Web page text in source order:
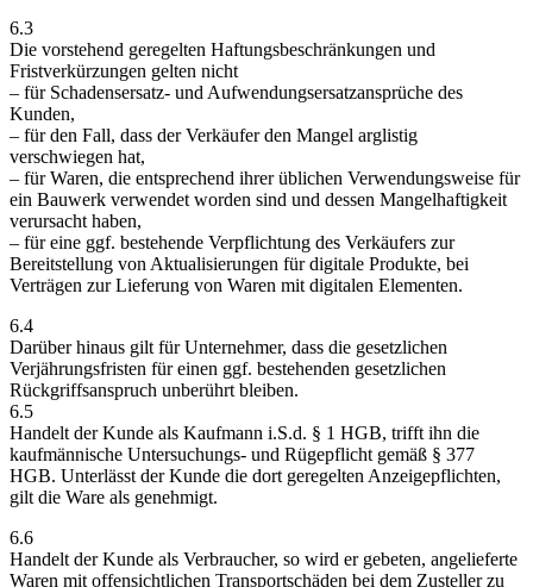
6.3
Die vorstehend geregelten Haftungsbeschränkungen und
Fristverkürzungen gelten nicht
– für Schadensersatz- und Aufwendungsersatzansprüche des
Kunden,
– für den Fall, dass der Verkäufer den Mangel arglistig
verschwiegen hat,
– für Waren, die entsprechend ihrer üblichen Verwendungsweise für
ein Bauwerk verwendet worden sind und dessen Mangelhaftigkeit
verursacht haben,
– für eine ggf. bestehende Verpflichtung des Verkäufers zur
Bereitstellung von Aktualisierungen für digitale Produkte, bei
Verträgen zur Lieferung von Waren mit digitalen Elementen.
6.4
Darüber hinaus gilt für Unternehmer, dass die gesetzlichen
Verjährungsfristen für einen ggf. bestehenden gesetzlichen
Rückgriffsanspruch unberührt bleiben.
6.5
Handelt der Kunde als Kaufmann i.S.d. § 1 HGB, trifft ihn die
kaufmännische Untersuchungs- und Rügepflicht gemäß § 377
HGB. Unterlässt der Kunde die dort geregelten Anzeigepflichten,
gilt die Ware als genehmigt.
6.6
Handelt der Kunde als Verbraucher, so wird er gebeten, angelieferte
Waren mit offensichtlichen Transportschäden bei dem Zusteller zu